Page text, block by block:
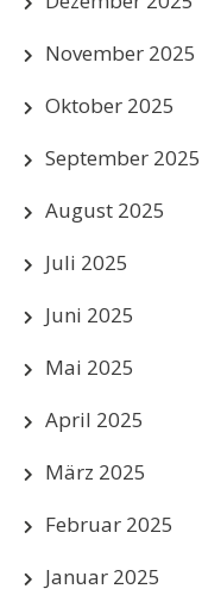
November 2025
Oktober 2025
September 2025
August 2025
Juli 2025
Juni 2025
Mai 2025
April 2025
März 2025
Februar 2025
Januar 2025